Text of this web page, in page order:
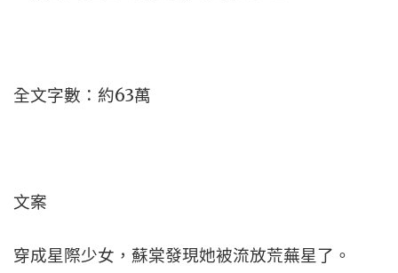
全文字數：約63萬
文案
穿成星際少女，蘇棠發現她被流放荒蕪星了。